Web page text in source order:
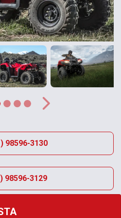
Próximo
98596-3130
98596-3129